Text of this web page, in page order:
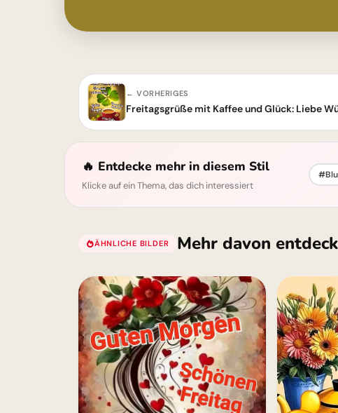
← VORHERIGES
Freitagsgrüße mit Kaffee und Glück: Liebe
🔥 Entdecke mehr in diesem Stil
Klicke auf ein Thema, das dich interessiert
ÄHNLICHE BILDER Mehr davon